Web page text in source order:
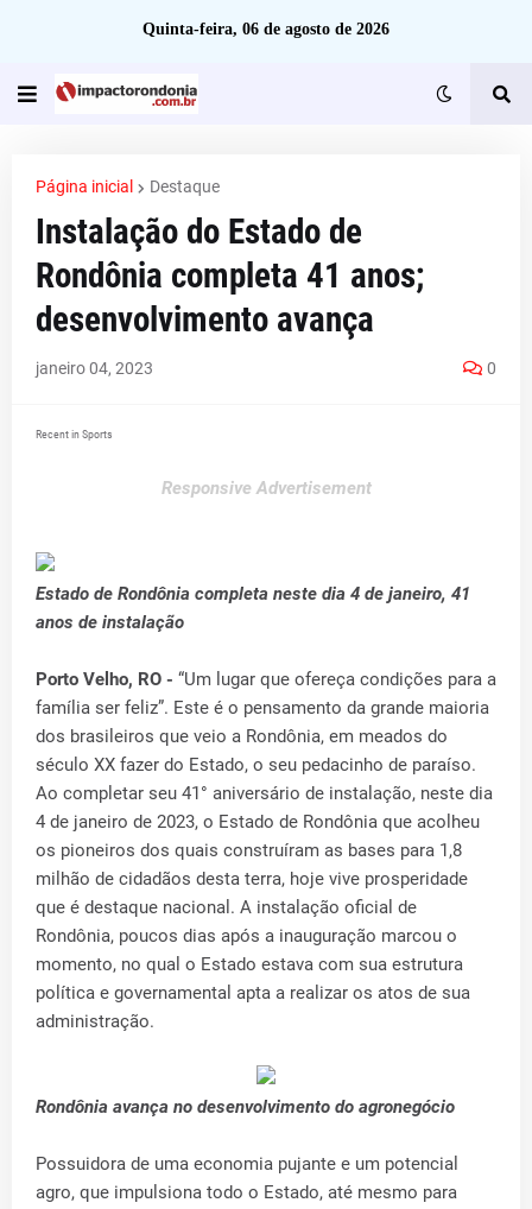
Quinta-feira, 06 de agosto de 2026
Página inicial Destaque
Instalação do Estado de
Rondônia completa 41 anos;
desenvolvimento avança
janeiro 04, 2023 0
Recent in Sports
Responsive Advertisement
Estado de Rondônia completa neste dia 4 de janeiro, 41
anos de instalação
Porto Velho, RO - “Um lugar que ofereça condições para a
família ser feliz”. Este é o pensamento da grande maioria
dos brasileiros que veio a Rondônia, em meados do
século XX fazer do Estado, o seu pedacinho de paraíso.
Ao completar seu 41° aniversário de instalação, neste dia
4 de janeiro de 2023, o Estado de Rondônia que acolheu
os pioneiros dos quais construíram as bases para 1,8
milhão de cidadãos desta terra, hoje vive prosperidade
que é destaque nacional. A instalação oficial de
Rondônia, poucos dias após a inauguração marcou o
momento, no qual o Estado estava com sua estrutura
política e governamental apta a realizar os atos de sua
administração.
Rondônia avança no desenvolvimento do agronegócio
Possuidora de uma economia pujante e um potencial
agro, que impulsiona todo o Estado, até mesmo para